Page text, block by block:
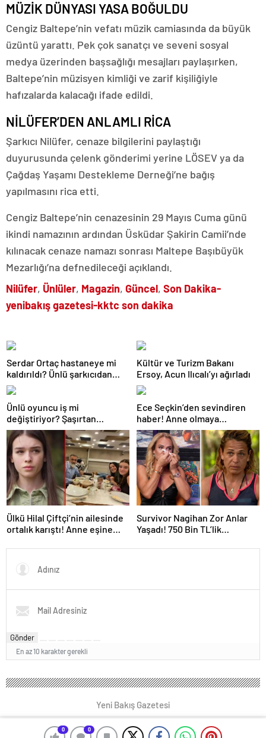
0 0
MÜZİK DÜNYASI YASA BOĞULDU
Cengiz Baltepe’nin vefatı müzik camiasında da büyük
üzüntü yarattı. Pek çok sanatçı ve seveni sosyal
medya üzerinden başsağlığı mesajları paylaşırken,
Baltepe’nin müzisyen kimliği ve zarif kişiliğiyle
hafızalarda kalacağı ifade edildi.
NİLÜFER’DEN ANLAMLI RİCA
Şarkıcı Nilüfer, cenaze bilgilerini paylaştığı
duyurusunda çelenk gönderimi yerine LÖSEV ya da
Çağdaş Yaşamı Destekleme Derneği’ne bağış
yapılmasını rica etti.
Cengiz Baltepe’nin cenazesinin 29 Mayıs Cuma günü
ikindi namazının ardından Üsküdar Şakirin Camii’nde
kılınacak cenaze namazı sonrası Maltepe Başıbüyük
Mezarlığı’na defnedileceği açıklandı.
Nilüfer, Ünlüler, Magazin, Güncel, Son Dakika-
yenibakış gazetesi-kktc son dakika
Serdar Ortaç hastaneye mi
kaldırıldı? Ünlü şarkıcıdan
açıklama geldi
Kültür ve Turizm Bakanı
Ersoy, Acun Ilıcalı’yı ağırladı
Ünlü oyuncu iş mi
değiştiriyor? Şaşırtan
paylaşım
Ece Seçkin’den sevindiren
haber! Anne olmaya
hazırlanıyor
Ülkü Hilal Çiftçi’nin ailesinde
ortalık karıştı! Anne eşine
Survivor Nagihan Zor Anlar
Yaşadı! 750 Bin TL’lik
Gönder
En az 10 karakter gerekli
Yeni Bakış Gazetesi